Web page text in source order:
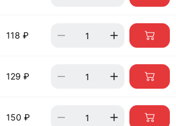
118 ₽
129 ₽
150 ₽